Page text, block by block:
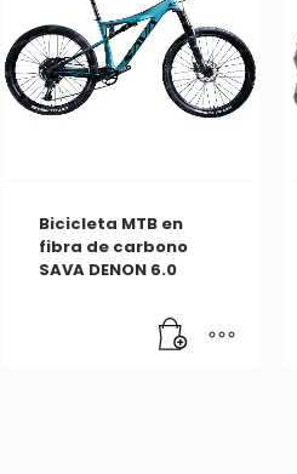
Bicicleta MTB en
fibra de carbono
SAVA DENON 6.0